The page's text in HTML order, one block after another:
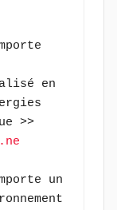
en
Fossiles et électromécanique >>
un